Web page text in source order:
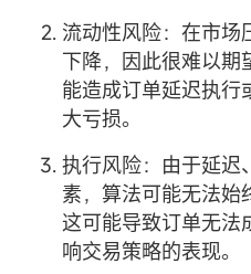
流动性风险：在市场
下降，因此很难以期
能造成订单延迟执行
大亏损。
执行风险：由于延迟
素，算法可能无法始
这可能导致订单无法
响交易策略的表现。